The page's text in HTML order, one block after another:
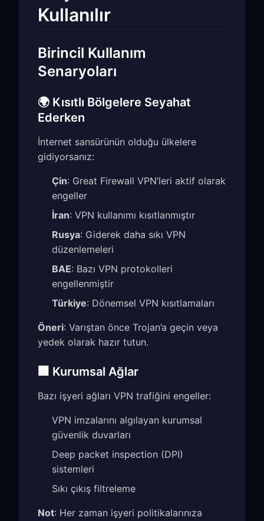
Kullanılır
Birincil Kullanım
Senaryoları
🌍 Kısıtlı Bölgelere Seyahat
Ederken
İnternet sansürünün olduğu ülkelere
gidiyorsanız:
Çin: Great Firewall VPN’leri aktif olarak
engeller
İran: VPN kullanımı kısıtlanmıştır
Rusya: Giderek daha sıkı VPN
düzenlemeleri
BAE: Bazı VPN protokolleri
engellenmiştir
Türkiye: Dönemsel VPN kısıtlamaları
Öneri: Varıştan önce Trojan’a geçin veya
yedek olarak hazır tutun.
🏢 Kurumsal Ağlar
Bazı işyeri ağları VPN trafiğini engeller:
VPN imzalarını algılayan kurumsal
güvenlik duvarları
Deep packet inspection (DPI)
sistemleri
Sıkı çıkış filtreleme
Not: Her zaman işyeri politikalarınıza